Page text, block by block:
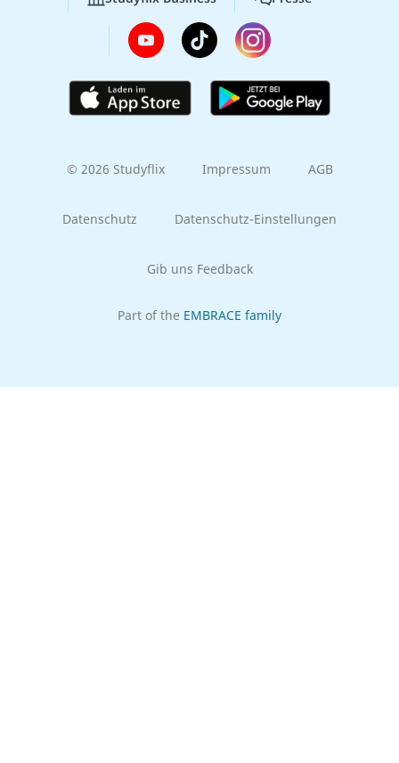
© 2026 Studyflix Impressum AGB
Datenschutz Datenschutz-Einstellungen
Gib uns Feedback
Part of the EMBRACE family